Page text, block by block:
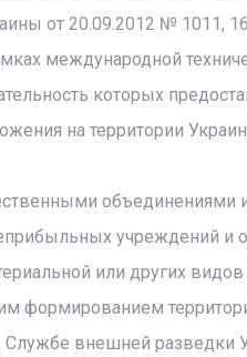
от 20.09.2012 № 1011,
международной
которых
на территории
объединениями
учреждений и
или других
формированием
внешней разведки